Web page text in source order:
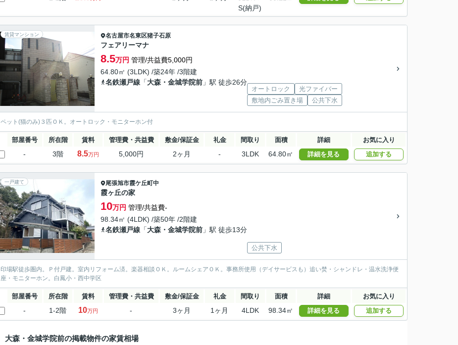
S(納戸)
賃貸マンション 名古屋市名東区猪子石原
フェアリーマナ
8.5万円 管理/共益費5,000円
64.80㎡ (3LDK) /築24年 /3階建
名鉄瀬戸線 「大森・金城学院前 」駅 徒歩26分
オートロック
光ファイバー
敷地内ごみ置き場
公共下水
ペット(猫のみ)３匹ＯＫ。オートロック・モニターホン付
部屋番号 所在階 賃料 管理費・共益費 敷金/保証金 礼金 間取り 面積 詳細 お気に入り
- 3階 8.5万円 5,000円 2ヶ月 - 3LDK 64.80㎡ 詳細を見る 追加する
一戸建て 尾張旭市霞ケ丘町中
霞ヶ丘の家
10万円 管理/共益費-
98.34㎡ (4LDK) /築50年 /2階建
名鉄瀬戸線 「大森・金城学院前 」駅 徒歩13分
公共下水
印場駅徒歩圏内。Ｐ付戸建。室内リフォーム済。楽器相談ＯＫ。ルームシェアＯＫ。事務所使用（デイサービスも）追い焚・シャンドレ・温水洗浄便
座・モニターホン。白鳳小・西中学区
部屋番号 所在階 賃料 管理費・共益費 敷金/保証金 礼金 間取り 面積 詳細 お気に入り
- 1-2階 10万円 - 3ヶ月 1ヶ月 4LDK 98.34㎡ 詳細を見る 追加する
大森・金城学院前の掲載物件の家賃相場